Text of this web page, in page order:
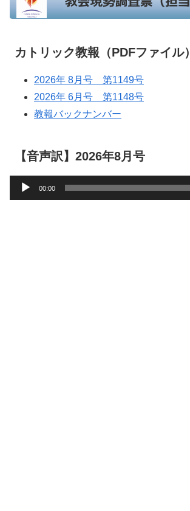
カトリック教報（PDFファイル）
2026年 8月号 第1149号
2026年 6月号 第1148号
教報バックナンバー
【音声訳】2026年8月号
声
00:00